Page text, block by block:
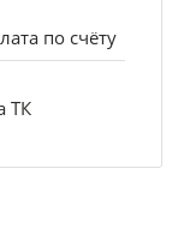
по счёту
ТК